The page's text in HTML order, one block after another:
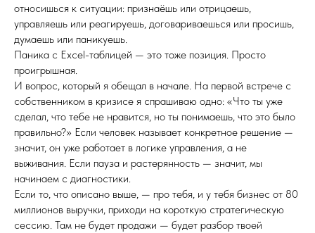
относишься к ситуации: признаёшь или отрицаешь,
управляешь или реагируешь, договариваешься или просишь,
думаешь или паникуешь.
Паника с Excel-таблицей — это тоже позиция. Просто
проигрышная.
И вопрос, который я обещал в начале. На первой встрече с
собственником в кризисе я спрашиваю одно: «Что ты уже
сделал, что тебе не нравится, но ты понимаешь, что это было
правильно?» Если человек называет конкретное решение —
значит, он уже работает в логике управления, а не
выживания. Если пауза и растерянность — значит, мы
начинаем с диагностики.
Если то, что описано выше, — про тебя, и у тебя бизнес от 80
миллионов выручки, приходи на короткую стратегическую
сессию. Там не будет продажи — будет разбор твоей